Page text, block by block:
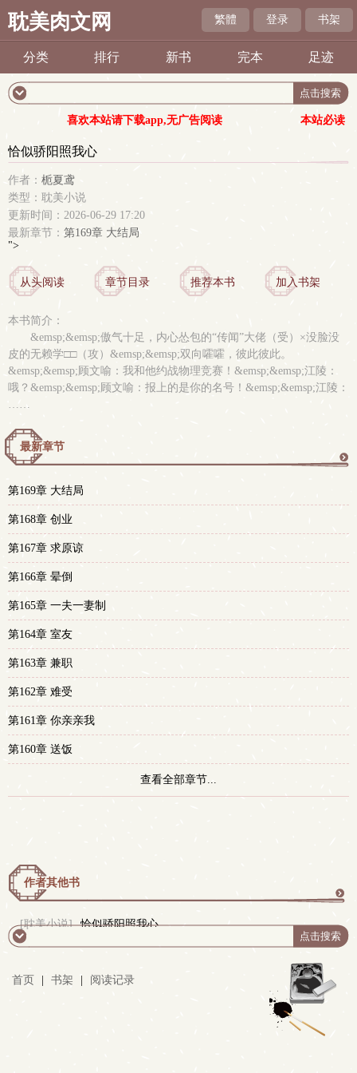
耽美肉文网 繁體 登录 书架
分类 排行 新书 完本 足迹
喜欢本站请下载app,无广告阅读 本站必读
恰似骄阳照我心
作者： 栀夏鸢
类型：耽美小说
更新时间：2026-06-29 17:20
最新章节： 第169章 大结局
">
从头阅读 章节目录 推荐本书 加入书架
本书简介：
&emsp;&emsp;傲气十足，内心怂包的“传闻”大佬（受）×没脸没
皮的无赖学□□（攻）&emsp;&emsp;双向嚯嚯，彼此彼此。
&emsp;&emsp;顾文喻：我和他约战物理竞赛！&emsp;&emsp;江陵：
哦？&emsp;&emsp;顾文喻：报上的是你的名号！&emsp;&emsp;江陵：
……
最新章节
第169章 大结局
第168章 创业
第167章 求原谅
第166章 晕倒
第165章 一夫一妻制
第164章 室友
第163章 兼职
第162章 难受
第161章 你亲亲我
第160章 送饭
查看全部章节...
作者其他书
多
[耽美小说] 恰似骄阳照我心
首页 书架 阅读记录